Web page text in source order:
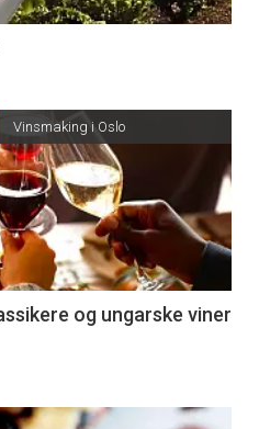
Vinsmaking i Oslo
og ungarske viner